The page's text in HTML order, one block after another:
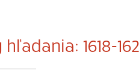
1618-